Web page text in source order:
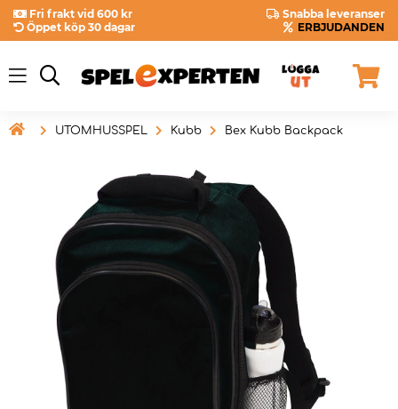
Fri frakt vid 600 kr
Snabba leveranser
Öppet köp 30 dagar
ERBJUDANDEN
 UTOMHUSSPEL Kubb Bex Kubb Backpack